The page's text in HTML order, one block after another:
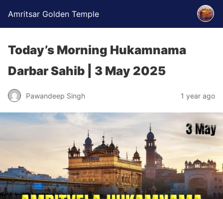
Amritsar Golden Temple
Today’s Morning Hukamnama
Darbar Sahib | 3 May 2025
Pawandeep Singh 1 year ago